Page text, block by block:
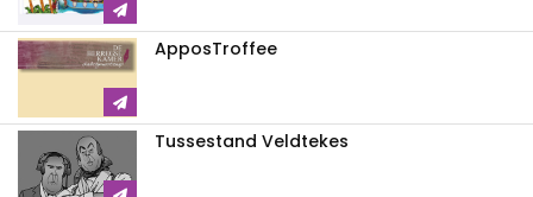
ApposTroffee
Tussestand Veldtekes